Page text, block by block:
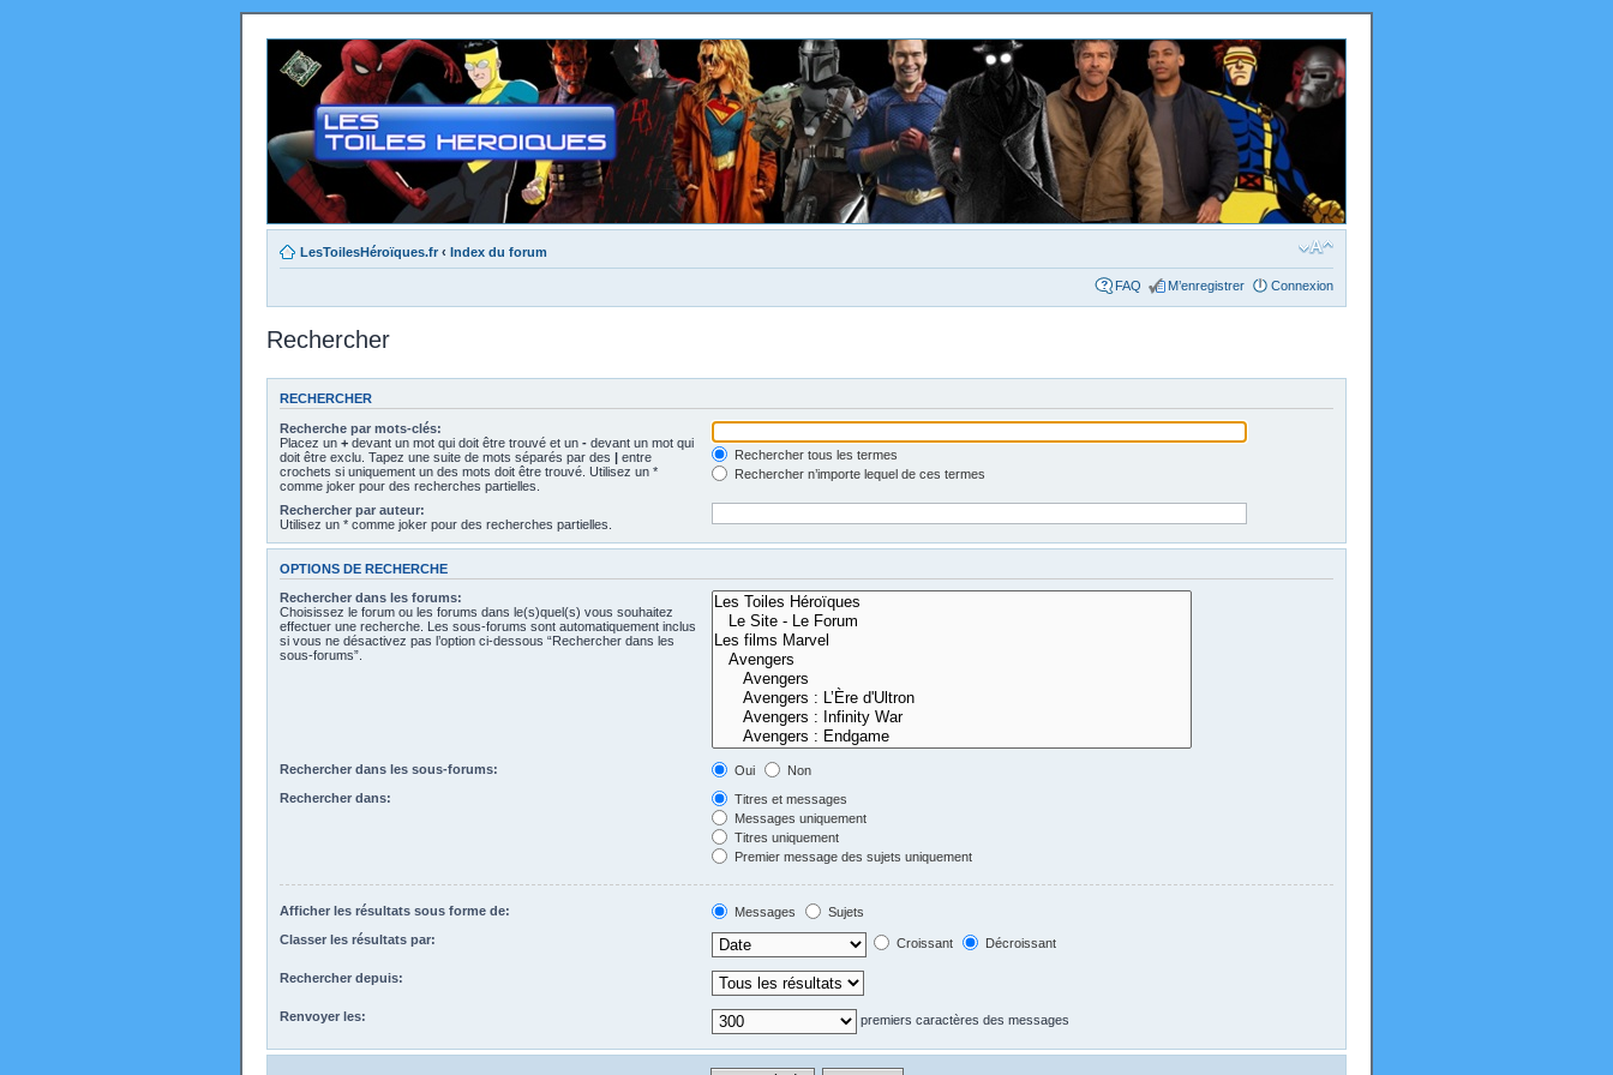
LesToilesHéroïques.fr ‹ Index du forum
FAQ M’enregistrer Connexion
Rechercher
RECHERCHER
Recherche par mots-clés:
Placez un + devant un mot qui doit être trouvé et un - devant un mot qui
doit être exclu. Tapez une suite de mots séparés par des | entre
crochets si uniquement un des mots doit être trouvé. Utilisez un *
comme joker pour des recherches partielles.
Rechercher tous les termes
Rechercher n’importe lequel de ces termes
Rechercher par auteur:
Utilisez un * comme joker pour des recherches partielles.
OPTIONS DE RECHERCHE
Rechercher dans les forums:
Choisissez le forum ou les forums dans le(s)quel(s) vous souhaitez
effectuer une recherche. Les sous-forums sont automatiquement inclus
si vous ne désactivez pas l’option ci-dessous “Rechercher dans les
sous-forums”.
Rechercher dans les sous-forums: Oui
Non
Rechercher dans:
Titres et messages
Messages uniquement
Titres uniquement
Premier message des sujets uniquement
Afficher les résultats sous forme de: Messages
Sujets
Classer les résultats par:
Croissant Décroissant
Rechercher depuis:
Renvoyer les: premiers caractères des messages